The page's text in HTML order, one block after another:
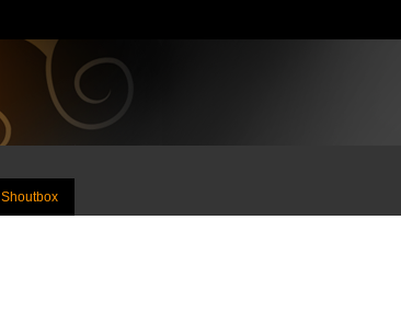
Shoutbox